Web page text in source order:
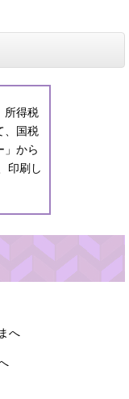
所得税
、国税
」から
印刷し
へ